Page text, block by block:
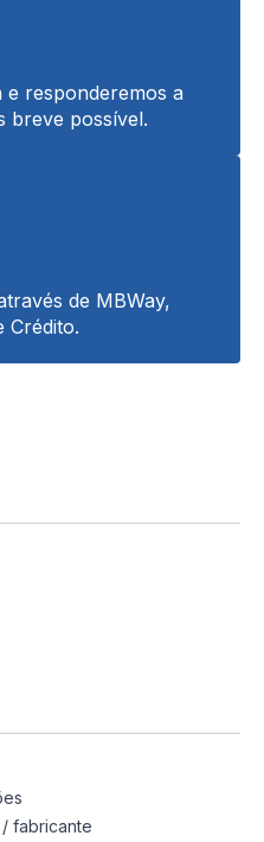
e responderemos a
breve possível.
de MBWay,
Crédito.
fabricante